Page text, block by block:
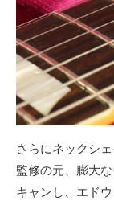
さらにネックシ
監修の元、膨大
キャンし、エド